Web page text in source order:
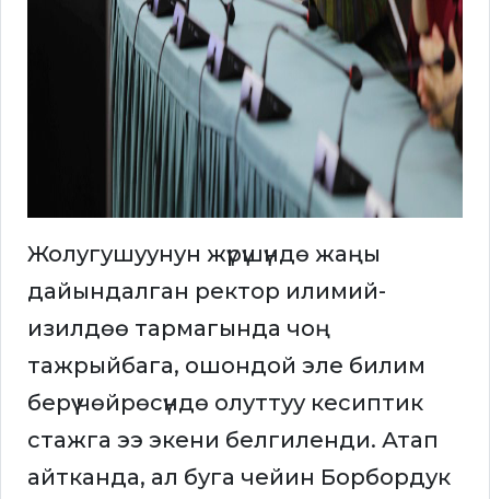
Жолугушуунун жүрүшүндө жаңы
дайындалган ректор илимий-
изилдөө тармагында чоң
тажрыйбага, ошондой эле билим
берүү чөйрөсүндө олуттуу кесиптик
стажга ээ экени белгиленди. Атап
айтканда, ал буга чейин Борбордук